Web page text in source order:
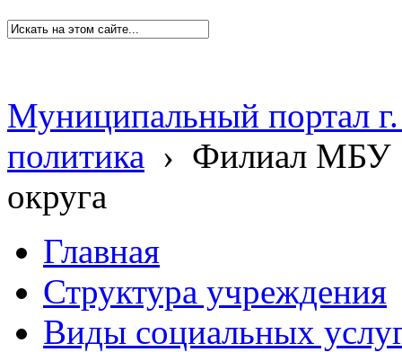
Муниципальный портал
политика › Филиал МБУ
округа
Главная
Структура учреждения
Виды социальных